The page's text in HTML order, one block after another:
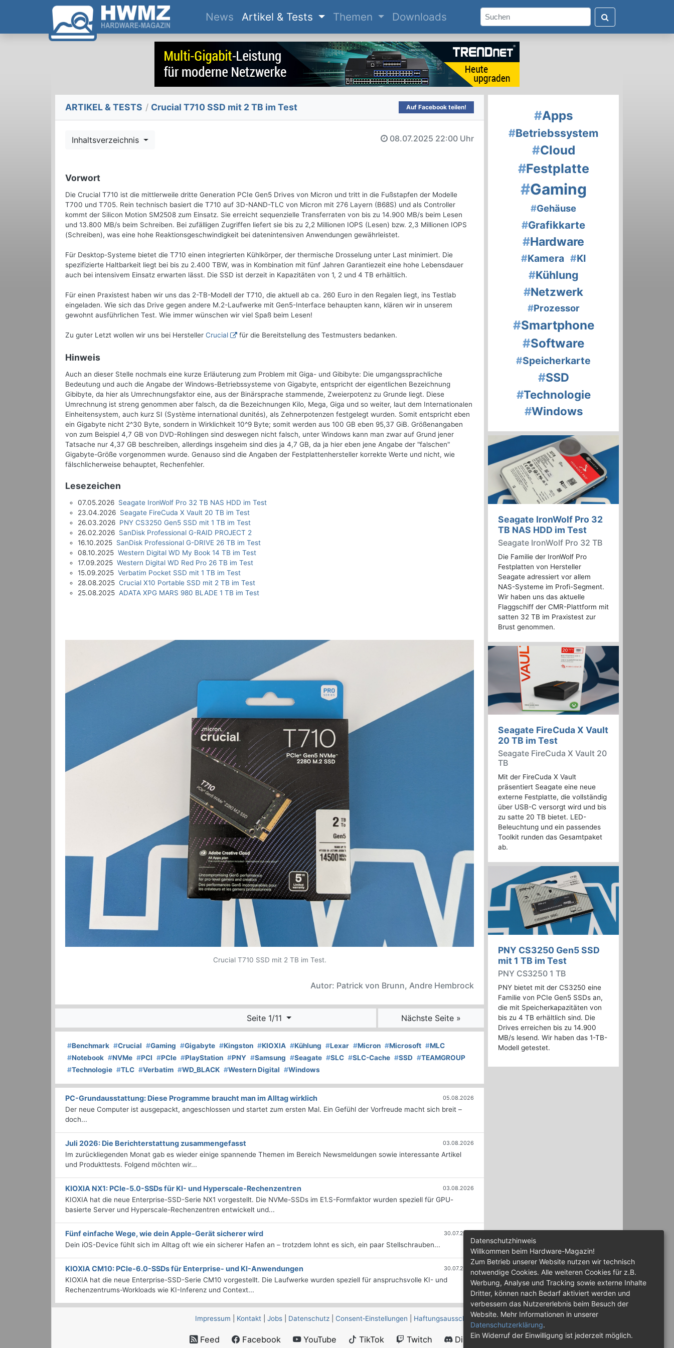
News(current)
Artikel & Tests Themen Downloads
ARTIKEL & TESTS / Crucial T710 SSD mit 2 TB im Test Auf Facebook teilen!
Inhaltsverzeichnis 08.07.2025 22:00 Uhr
Vorwort
Die Crucial T710 ist die mittlerweile dritte Generation PCIe Gen5 Drives von Micron und tritt in die Fußstapfen der Modelle
T700 und T705. Rein technisch basiert die T710 auf 3D-NAND-TLC von Micron mit 276 Layern (B68S) und als Controller
kommt der Silicon Motion SM2508 zum Einsatz. Sie erreicht sequenzielle Transferraten von bis zu 14.900 MB/s beim Lesen
und 13.800 MB/s beim Schreiben. Bei zufälligen Zugriffen liefert sie bis zu 2,2 Millionen IOPS (Lesen) bzw. 2,3 Millionen IOPS
(Schreiben), was eine hohe Reaktionsgeschwindigkeit bei datenintensiven Anwendungen gewährleistet.
Für Desktop-Systeme bietet die T710 einen integrierten Kühlkörper, der thermische Drosselung unter Last minimiert. Die
spezifizierte Haltbarkeit liegt bei bis zu 2.400 TBW, was in Kombination mit fünf Jahren Garantiezeit eine hohe Lebensdauer
auch bei intensivem Einsatz erwarten lässt. Die SSD ist derzeit in Kapazitäten von 1, 2 und 4 TB erhältlich.
Für einen Praxistest haben wir uns das 2-TB-Modell der T710, die aktuell ab ca. 260 Euro in den Regalen liegt, ins Testlab
eingeladen. Wie sich das Drive gegen andere M.2-Laufwerke mit Gen5-Interface behaupten kann, klären wir in unserem
gewohnt ausführlichen Test. Wie immer wünschen wir viel Spaß beim Lesen!
Zu guter Letzt wollen wir uns bei Hersteller Crucial für die Bereitstellung des Testmusters bedanken.
Hinweis
Auch an dieser Stelle nochmals eine kurze Erläuterung zum Problem mit Giga- und Gibibyte: Die umgangssprachliche
Bedeutung und auch die Angabe der Windows-Betriebssysteme von Gigabyte, entspricht der eigentlichen Bezeichnung
Gibibyte, da hier als Umrechnungsfaktor eine, aus der Binärsprache stammende, Zweierpotenz zu Grunde liegt. Diese
Umrechnung ist streng genommen aber falsch, da die Bezeichnungen Kilo, Mega, Giga und so weiter, laut dem Internationalen
Einheitensystem, auch kurz SI (Système international dunités), als Zehnerpotenzen festgelegt wurden. Somit entspricht eben
ein Gigabyte nicht 2^30 Byte, sondern in Wirklichkeit 10^9 Byte; somit werden aus 100 GB eben 95,37 GiB. Größenangaben
von zum Beispiel 4,7 GB von DVD-Rohlingen sind deswegen nicht falsch, unter Windows kann man zwar auf Grund jener
Tatsache nur 4,37 GB beschreiben, allerdings insgeheim sind dies ja 4,7 GB, da ja hier eben jene Angabe der "falschen"
Gigabyte-Größe vorgenommen wurde. Genauso sind die Angaben der Festplattenhersteller korrekte Werte und nicht, wie
fälschlicherweise behauptet, Rechenfehler.
Lesezeichen
07.05.2026 Seagate IronWolf Pro 32 TB NAS HDD im Test
23.04.2026 Seagate FireCuda X Vault 20 TB im Test
26.03.2026 PNY CS3250 Gen5 SSD mit 1 TB im Test
26.02.2026 SanDisk Professional G-RAID PROJECT 2
16.10.2025 SanDisk Professional G-DRIVE 26 TB im Test
08.10.2025 Western Digital WD My Book 14 TB im Test
17.09.2025 Western Digital WD Red Pro 26 TB im Test
15.09.2025 Verbatim Pocket SSD mit 1 TB im Test
28.08.2025 Crucial X10 Portable SSD mit 2 TB im Test
25.08.2025 ADATA XPG MARS 980 BLADE 1 TB im Test
Crucial T710 SSD mit 2 TB im Test.
Autor: Patrick von Brunn, Andre Hembrock
Seite 1/11 Nächste Seite »
#Benchmark #Crucial #Gaming #Gigabyte #Kingston #KIOXIA #Kühlung #Lexar #Micron #Microsoft #MLC
#Notebook #NVMe #PCI #PCIe #PlayStation #PNY #Samsung #Seagate #SLC #SLC-Cache #SSD #TEAMGROUP
#Technologie #TLC #Verbatim #WD_BLACK #Western Digital #Windows
PC-Grundausstattung: Diese Programme braucht man im Alltag wirklich 05.08.2026
Der neue Computer ist ausgepackt, angeschlossen und startet zum ersten Mal. Ein Gefühl der Vorfreude macht sich breit –
doch...
Juli 2026: Die Bericht­erstattung zusammengefasst 03.08.2026
Im zurückliegenden Monat gab es wieder einige spannende Themen im Bereich Newsmeldungen sowie interessante Artikel
und Produkttests. Folgend möchten wir...
KIOXIA NX1: PCIe-5.0-SSDs für KI- und Hyperscale-Rechenzentren 03.08.2026
KIOXIA hat die neue Enterprise-SSD-Serie NX1 vorgestellt. Die NVMe-SSDs im E1.S-Formfaktor wurden speziell für GPU-
basierte Server und Hyperscale-Rechenzentren entwickelt und...
Fünf einfache Wege, wie dein Apple-Gerät sicherer wird 30.07.2026
Dein iOS-Device fühlt sich im Alltag oft wie ein sicherer Hafen an – trotzdem lohnt es sich, ein paar Stellschrauben...
KIOXIA CM10: PCIe-6.0-SSDs für Enterprise- und KI-Anwendungen 30.07.2026
KIOXIA hat die neue Enterprise-SSD-Serie CM10 vorgestellt. Die Laufwerke wurden speziell für anspruchsvolle KI- und
Rechenzentrums-Workloads wie KI-Inferenz und Context...
#Apps
#Betriebssystem
#Cloud
#Festplatte
#Gaming
#Gehäuse
#Grafikkarte
#Hardware
#Kamera #KI
#Kühlung
#Netzwerk
#Prozessor
#Smartphone
#Software
#Speicherkarte
#SSD
#Technologie
#Windows
Seagate IronWolf Pro 32
TB NAS HDD im Test
Seagate IronWolf Pro 32 TB
Die Familie der IronWolf Pro
Festplatten von Hersteller
Seagate adressiert vor allem
NAS-Systeme im Profi-Segment.
Wir haben uns das aktuelle
Flaggschiff der CMR-Plattform mit
satten 32 TB im Praxistest zur
Brust genommen.
Seagate FireCuda X Vault
20 TB im Test
Seagate FireCuda X Vault 20
TB
Mit der FireCuda X Vault
präsentiert Seagate eine neue
externe Festplatte, die vollständig
über USB-C versorgt wird und bis
zu satte 20 TB bietet. LED-
Beleuchtung und ein passendes
Toolkit runden das Gesamtpaket
ab.
PNY CS3250 Gen5 SSD
mit 1 TB im Test
PNY CS3250 1 TB
PNY bietet mit der CS3250 eine
Familie von PCIe Gen5 SSDs an,
die mit Speicherkapazitäten von
bis zu 4 TB erhältlich sind. Die
Drives erreichen bis zu 14.900
MB/s lesend. Wir haben das 1-TB-
Modell getestet.
Impressum Kontakt Jobs Datenschutz Consent‑Einstellungen Haftungsausschluss
Feed Facebook YouTube TikTok Twitch Discord
Datenschutzhinweis
Willkommen beim Hardware-Magazin!
Zum Betrieb unserer Website nutzen wir technisch
notwendige Cookies. Alle weiteren Cookies für z.B.
Werbung, Analyse und Tracking sowie externe Inhalte
Dritter, können nach Bedarf aktiviert werden und
verbessern das Nutzererlebnis beim Besuch der
Website. Mehr Informationen in unserer
Datenschutzerklärung.
Ein Widerruf der Einwilligung ist jederzeit möglich.